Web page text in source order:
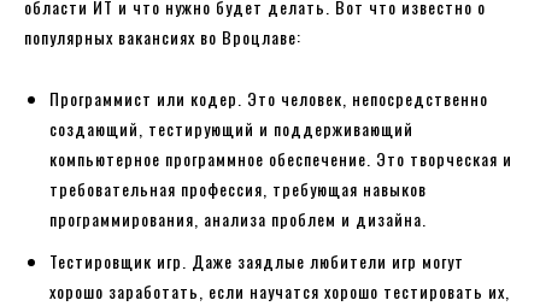
области ИТ и что нужно будет делать. Вот что известно о
популярных вакансиях во Вроцлаве:
Программист или кодер. Это человек, непосредственно
создающий, тестирующий и поддерживающий
компьютерное программное обеспечение. Это творческая и
требовательная профессия, требующая навыков
программирования, анализа проблем и дизайна.
Тестировщик игр. Даже заядлые любители игр могут
хорошо заработать, если научатся хорошо тестировать их,